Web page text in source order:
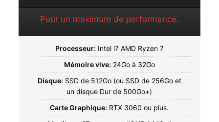
Pour un maximum de performance.
Processeur: Intel i7 AMD Ryzen 7
Mémoire vive: 24Go à 32Go
Disque: SSD de 512Go (ou SSD de 256Go et
un disque Dur de 500Go+)
Carte Graphique: RTX 3060 ou plus.